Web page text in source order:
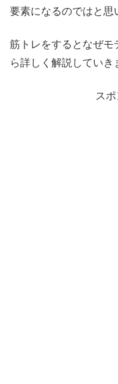
要素になるのではと思
筋トレをするとなぜ
ら詳しく解説していき
ス